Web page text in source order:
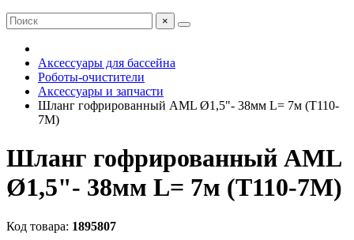
×
Аксессуары для бассейна
Роботы-очистители
Аксессуары и запчасти
Шланг гофрированный AML Ø1,5"- 38мм L= 7м (T110-
7M)
Шланг гофрированный AML
Ø1,5"- 38мм L= 7м (T110-7M)
Код товара: 1895807